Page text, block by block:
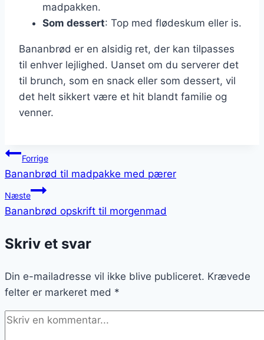
madpakken.
Som dessert: Top med flødeskum eller is.
Bananbrød er en alsidig ret, der kan tilpasses
til enhver lejlighed. Uanset om du serverer det
til brunch, som en snack eller som dessert, vil
det helt sikkert være et hit blandt familie og
venner.
Indlægsnavigation
Forrige
Bananbrød til madpakke med pærer
Næste
Bananbrød opskrift til morgenmad
Skriv et svar
Din e-mailadresse vil ikke blive publiceret. Krævede
felter er markeret med *